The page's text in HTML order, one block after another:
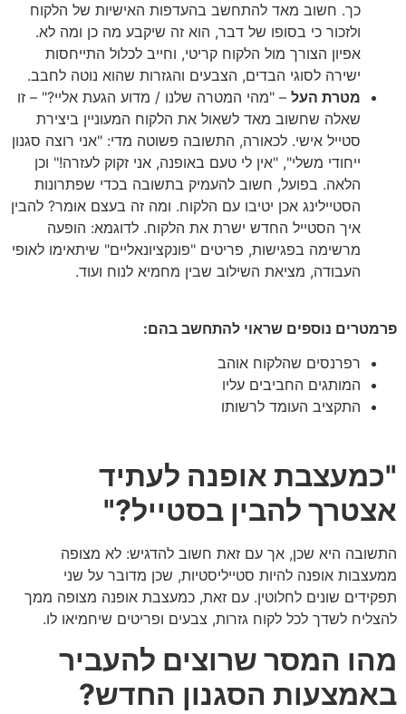
כך. חשוב מאד להתחשב בהעדפות האישיות של הלקוח
ולזכור כי בסופו של דבר, הוא זה שיקבע מה כן ומה לא.
אפיון הצורך מול הלקוח קריטי, וחייב לכלול התייחסות
ישירה לסוגי הבדים, הצבעים והגזרות שהוא נוטה לחבב.
מטרת העל – "מהי המטרה שלנו / מדוע הגעת אליי?" – זו
שאלה שחשוב מאד לשאול את הלקוח המעוניין ביצירת
סטייל אישי. לכאורה, התשובה פשוטה מדי: "אני רוצה סגנון
ייחודי משלי", "אין לי טעם באופנה, אני זקוק לעזרה!" וכן
הלאה. בפועל, חשוב להעמיק בתשובה בכדי שפתרונות
הסטיילינג אכן יטיבו עם הלקוח. ומה זה בעצם אומר? להבין
איך הסטייל החדש ישרת את הלקוח. לדוגמא: הופעה
מרשימה בפגישות, פריטים "פונקציונאליים" שיתאימו לאופי
העבודה, מציאת השילוב שבין מחמיא לנוח ועוד.
פרמטרים נוספים שראוי להתחשב בהם:
רפרנסים שהלקוח אוהב
המותגים החביבים עליו
התקציב העומד לרשותו
"כמעצבת אופנה לעתיד
אצטרך להבין בסטייל?"
התשובה היא שכן, אך עם זאת חשוב להדגיש: לא מצופה
ממעצבות אופנה להיות סטייליסטיות, שכן מדובר על שני
תפקידים שונים לחלוטין. עם זאת, כמעצבת אופנה מצופה ממך
להצליח לשדך לכל לקוח גזרות, צבעים ופריטים שיחמיאו לו.
מהו המסר שרוצים להעביר
באמצעות הסגנון החדש?